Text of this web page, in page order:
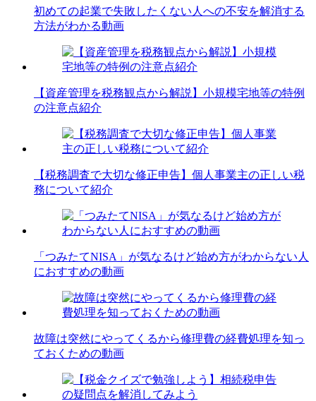
初めての起業で失敗したくない人への不安を解消する
方法がわかる動画
【資産管理を税務観点から解説】小規模宅地等の特例
の注意点紹介
【税務調査で大切な修正申告】個人事業主の正しい税
務について紹介
「つみたてNISA」が気なるけど始め方がわからない人
におすすめの動画
故障は突然にやってくるから修理費の経費処理を知っ
ておくための動画